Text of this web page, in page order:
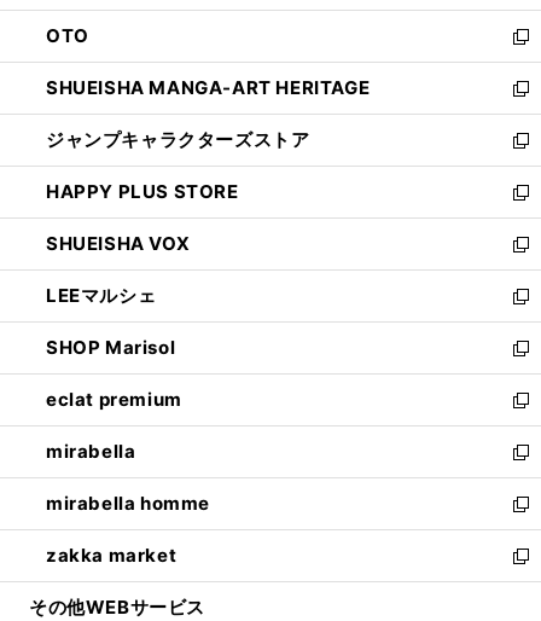
ウ
で
開
く
ン
ド
ウ
で
開
く
OTO
新
し
い
ウ
ィ
ン
ド
ウ
で
開
く
SHUEISHA MANGA-ART HERITAGE
新
し
い
ウ
ィ
ン
ド
ウ
で
開
く
ジャンプキャラクターズストア
新
し
い
ウ
ィ
ン
ド
ウ
で
開
く
HAPPY PLUS STORE
新
し
い
ウ
ィ
ン
ド
ウ
で
開
く
SHUEISHA VOX
新
し
い
ウ
ィ
ン
ド
ウ
で
開
く
LEEマルシェ
新
し
い
ウ
ィ
ン
ド
ウ
で
開
く
SHOP Marisol
新
し
い
ウ
ィ
ン
ド
ウ
で
開
eclat premium
新
し
い
ウ
ィ
ン
ド
ウ
mirabella
新
し
い
ウ
ィ
ン
mirabella homme
新
し
い
ウ
zakka market
新
し
その他WEBサービス